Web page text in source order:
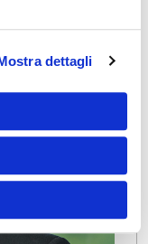
dettagli